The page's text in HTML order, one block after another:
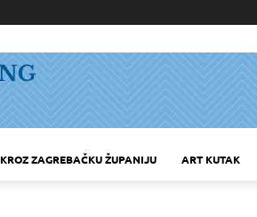
KROZ ZAGREBAČKU ŽUPANIJU ART KUTAK